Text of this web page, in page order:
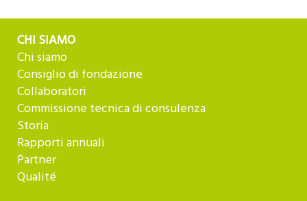
CHI SIAMO
Chi siamo
Consiglio di fondazione
Collaboratori
Commissione tecnica di consulenza
Storia
Rapporti annuali
Partner
Qualité